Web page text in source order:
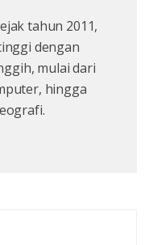
tahun 2011,
dengan
mulai dari
hingga